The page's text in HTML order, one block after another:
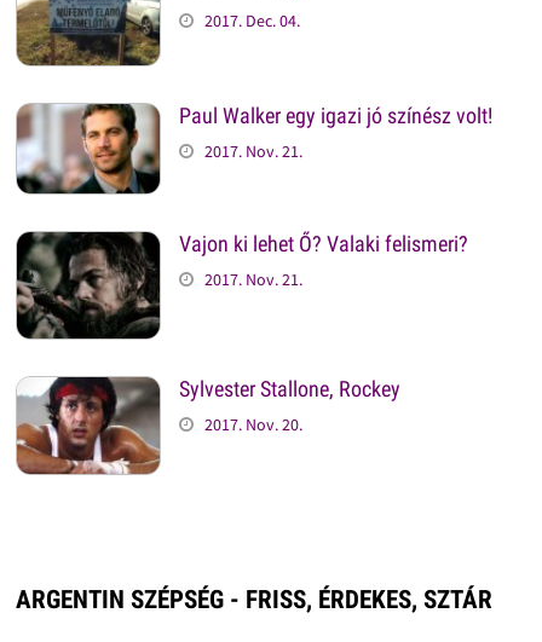
2017. Dec. 04.
Paul Walker egy igazi jó színész volt!
2017. Nov. 21.
Vajon ki lehet Ő? Valaki felismeri?
2017. Nov. 21.
Sylvester Stallone, Rockey
2017. Nov. 20.
ARGENTIN SZÉPSÉG - FRISS, ÉRDEKES, SZTÁR